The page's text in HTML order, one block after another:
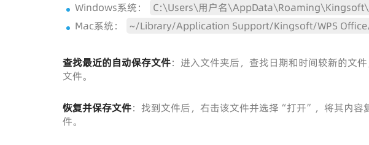
Windows系统：
C:\Users\用户名
Mac系统：
~/Library/Application Support/Kingsoft/WPS
查找最近的自动保存文件：进入文件夹后，查找日期和时间较新的文
文件。
恢复并保存文件：找到文件后，右击该文件并选择“打开”，将其内容
件。